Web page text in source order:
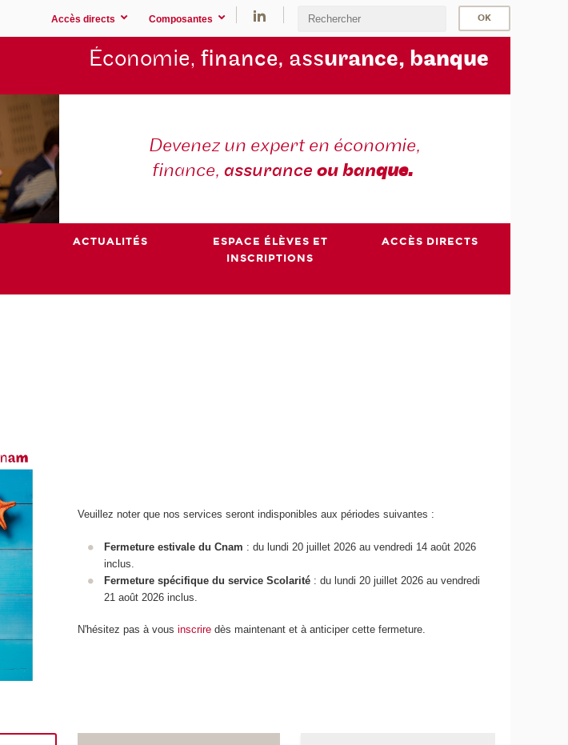
Accès directs Composantes
Économie, finance, assurance, banque
Devenez un expert en économie,
finance, assurance ou banque.
ACTUALITÉS
ESPACE ÉLÈVES ET
INSCRIPTIONS
ACCÈS DIRECTS
Veuillez noter que nos services seront indisponibles aux périodes suivantes :
Fermeture estivale du Cnam : du lundi 20 juillet 2026 au vendredi 14 août 2026
inclus.
Fermeture spécifique du service Scolarité: du lundi 20 juillet 2026 au vendredi
21 août 2026 inclus.
N'hésitez pas à vousinscrire dès maintenant et à anticiper cette fermeture.